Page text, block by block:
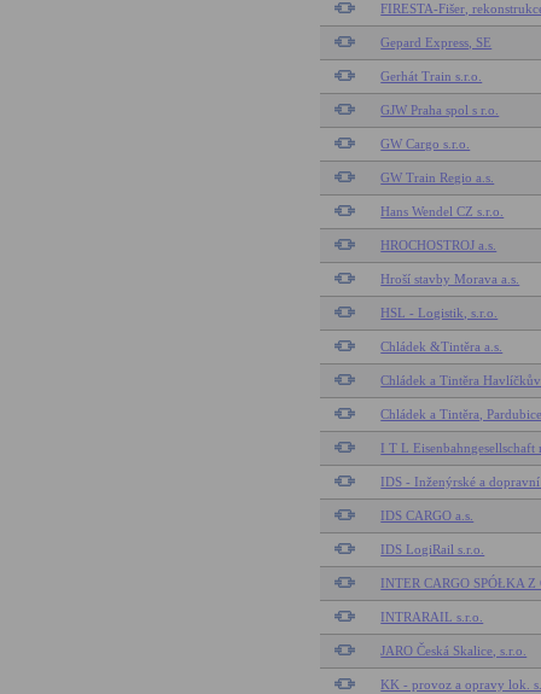
FIRESTA-Fišer,
Gepard Express, SE
Gerhát Train s.r.o.
GJW Praha spol s r.o.
GW Cargo s.r.o.
GW Train Regio a.s.
Hans Wendel CZ s.r.o.
HROCHOSTROJ a.s.
Hroší stavby Morava a.s.
HSL - Logistik, s.r.o.
Chládek &Tintěra a.s.
Chládek a Tintěra
Chládek a Tintěra,
I T L Eisenbahngesellschaft
IDS - Inženýrské a
IDS CARGO a.s.
IDS LogiRail s.r.o.
INTER CARGO SPÓŁKA
INTRARAIL s.r.o.
JARO Česká Skalice, s.r.o.
KK - provoz a opravy lok.